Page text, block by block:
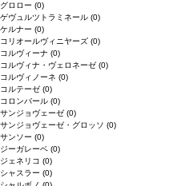
グロロー (0)
ゲヴュルツトラミネール (0)
ケルナー (0)
コリオールヴィニヤーズ (0)
コルヴィーナ (0)
コルヴィナ・ヴェロネーゼ (0)
コルヴィノーネ (0)
コルテーゼ (0)
コロンバール (0)
サンジョヴェーゼ (0)
サンジョヴェーゼ・グロッソ (0)
サンソー (0)
ジーガレーベ (0)
ジェネリコ (0)
シャスラー (0)